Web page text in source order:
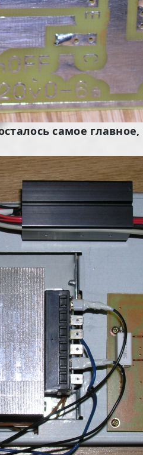
самое